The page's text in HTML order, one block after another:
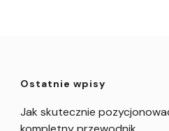
Ostatnie wpisy
Jak skutecznie